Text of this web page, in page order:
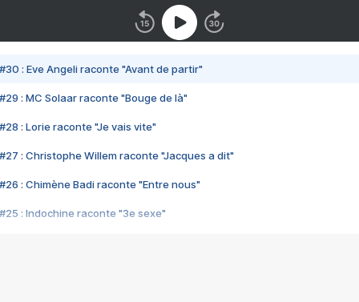
#30 : Eve Angeli raconte "Avant de partir"
#29 : MC Solaar raconte "Bouge de là"
#28 : Lorie raconte "Je vais vite"
#27 : Christophe Willem raconte "Jacques a dit"
#26 : Chimène Badi raconte "Entre nous"
#25 : Indochine raconte "3e sexe"